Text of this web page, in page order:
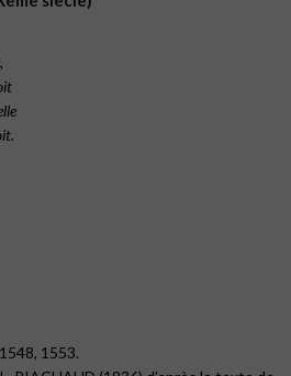
1553.